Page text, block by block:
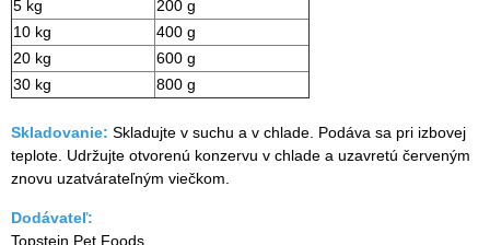
5 kg
200 g
10 kg
400 g
20 kg
600 g
30 kg
800 g
Skladovanie: Skladujte v suchu a v chlade. Podáva sa pri izbovej
teplote. Udržujte otvorenú konzervu v chlade a uzavretú červeným
znovu uzatvárateľným viečkom.
Dodávateľ:
Topstein Pet Foods